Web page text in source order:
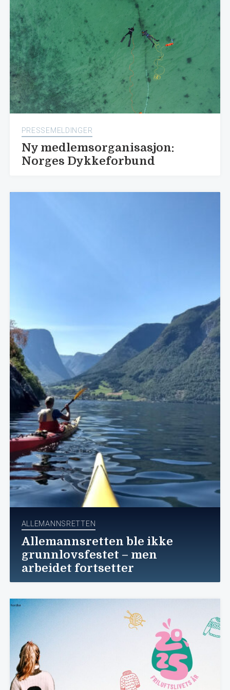
PRESSEMELDINGER
Ny medlemsorganisasjon:
Norges Dykkeforbund
ALLEMANNSRETTEN
Allemannsretten ble ikke
grunnlovsfestet – men
arbeidet fortsetter